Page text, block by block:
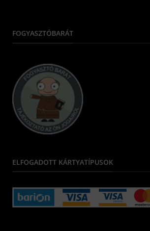
FOGYASZTÓBARÁT
ELFOGADOTT KÁRTYATÍPUSOK